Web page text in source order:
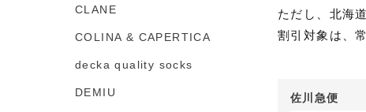
CLANE
COLINA & CAPERTICA
decka quality socks
DEMIU
ただし、北海
割引対象は、
佐川急便